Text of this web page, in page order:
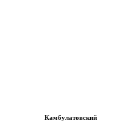
Камбулатовский